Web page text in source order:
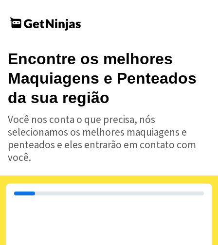
Encontre os melhores
Maquiagens e Penteados
da sua região
Você nos conta o que precisa, nós
selecionamos os melhores maquiagens e
penteados e eles entrarão em contato com
você.